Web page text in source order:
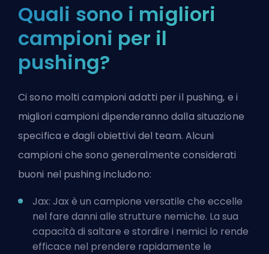
Quali sono i migliori
campioni per il
pushing?
Ci sono molti campioni adatti per il pushing, e i
migliori campioni dipenderanno dalla situazione
specifica e dagli obiettivi del team. Alcuni
campioni che sono generalmente considerati
buoni nel pushing includono:
Jax: Jax è un campione versatile che eccelle
nel fare danni alle strutture nemiche. La sua
capacità di saltare e stordire i nemici lo rende
efficace nel prendere rapidamente le